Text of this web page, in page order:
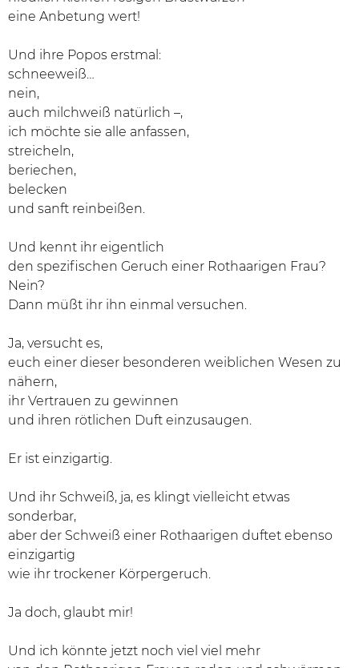
eine Anbetung wert!
Und ihre Popos erstmal:
schneeweiß…
nein,
auch milchweiß natürlich –,
ich möchte sie alle anfassen,
streicheln,
beriechen,
belecken
und sanft reinbeißen.
Und kennt ihr eigentlich
den spezifischen Geruch einer Rothaarigen Frau?
Nein?
Dann müßt ihr ihn einmal versuchen.
Ja, versucht es,
euch einer dieser besonderen weiblichen Wesen zu
nähern,
ihr Vertrauen zu gewinnen
und ihren rötlichen Duft einzusaugen.
Er ist einzigartig.
Und ihr Schweiß, ja, es klingt vielleicht etwas
sonderbar,
aber der Schweiß einer Rothaarigen duftet ebenso
einzigartig
wie ihr trockener Körpergeruch.
Ja doch, glaubt mir!
Und ich könnte jetzt noch viel viel mehr